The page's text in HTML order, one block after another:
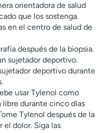
orientadora de salud
que los sostenga.
en el centro de salud de
después de la biopsia.
sujetador deportivo.
deportivo durante
usar Tylenol como
libre durante cinco días
Tylenol después de la
el dolor. Siga las